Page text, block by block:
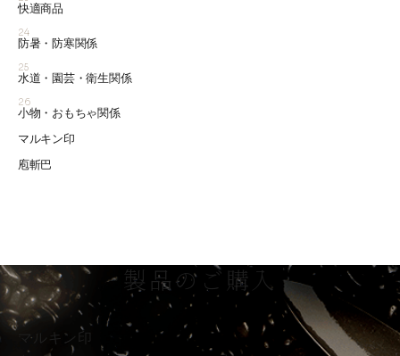
快適商品
24
防暑・防寒関係
25
水道・園芸・衛生関係
26
小物・おもちゃ関係
マルキン印
庖斬巴
製品のご購入
マルキン印